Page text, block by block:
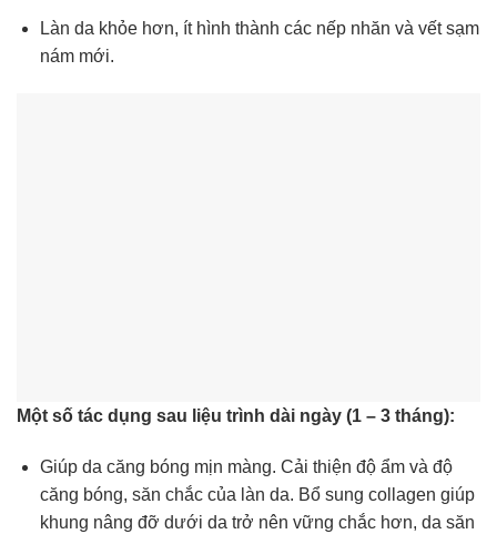
Làn da khỏe hơn, ít hình thành các nếp nhăn và vết sạm
nám mới.
Một số tác dụng sau liệu trình dài ngày (1 – 3 tháng):
Giúp da căng bóng mịn màng. Cải thiện độ ẩm và độ
căng bóng, săn chắc của làn da. Bổ sung collagen giúp
khung nâng đỡ dưới da trở nên vững chắc hơn, da săn